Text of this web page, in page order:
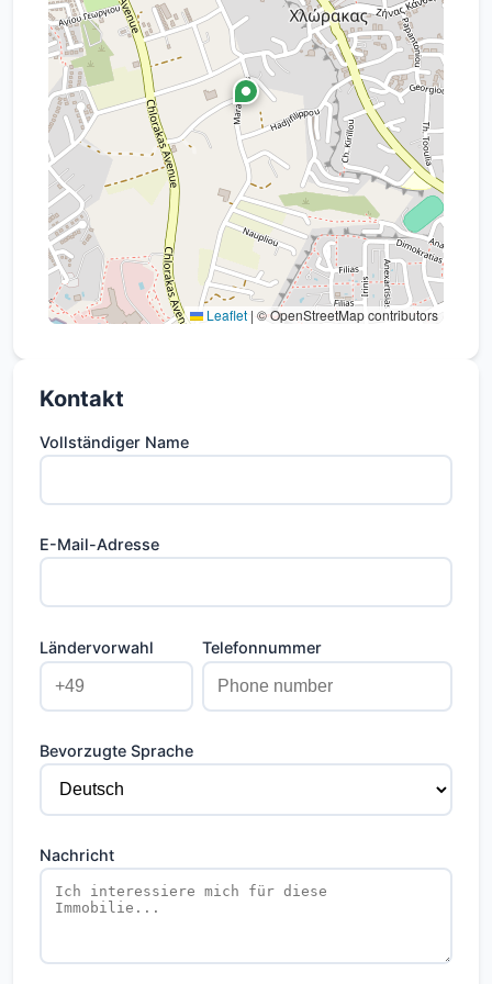
Häuser ideal zum Entspannen und Unterhalten
machen. Zur Ausstattung gehören außerdem
ein VRF-Kühlsystem, eine externe
Wärmedämmung und moderne,
energieeffiziente Aluminiumfenster und -türen,
die eine hervorragende Klimakontrolle und
einen geringeren Energieverbrauch
ermöglichen.
Leaflet | © OpenStreetMap contributors
Kontakt
Vollständiger Name
E-Mail-Adresse
Ländervorwahl Telefonnummer
Bevorzugte Sprache
Nachricht